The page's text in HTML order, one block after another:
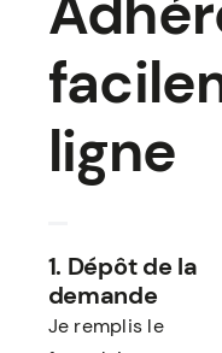
ligne
1. Dépôt de la
demande
Je remplis le